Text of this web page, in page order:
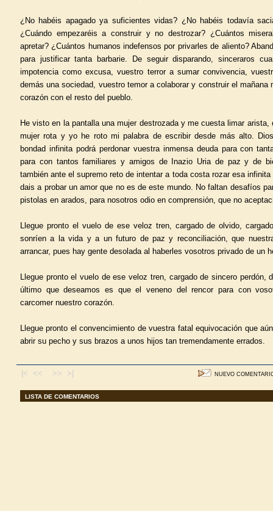
¿No habéis apagado ya suficientes vidas? ¿No habéis todavía
¿Cuándo empezaréis a construir y no destrozar? ¿Cuántos
apretar? ¿Cuántos humanos indefensos por privarles de aliento?
para justificar tanta barbarie. De seguir disparando, sinceraros
impotencia como excusa, vuestro terror a sumar convivencia,
demás una sociedad, vuestro temor a colaborar y construir el mañana
corazón con el resto del pueblo.
He visto en la pantalla una mujer destrozada y me cuesta limar arista,
mujer rota y yo he roto mi palabra de escribir desde más alto.
bondad infinita podrá perdonar vuestra inmensa deuda para con
para con tantos familiares y amigos de Inazio Uria de paz y de
también ante el supremo reto de intentar a toda costa rozar esa
dais a probar un amor que no es de este mundo. No faltan desafíos
pistolas en arados, para nosotros odio en comprensión, que no
Llegue pronto el vuelo de ese veloz tren, cargado de olvido,
sonríen a la vida y a un futuro de paz y reconciliación, que
arrancar, pues hay gente desolada al haberles vosotros privado de un
Llegue pronto el vuelo de ese veloz tren, cargado de sincero perdón,
último que deseamos es que el veneno del rencor para con
carcomer nuestro corazón.
Llegue pronto el convencimiento de vuestra fatal equivocación que
abrir su pecho y sus brazos a unos hijos tan tremendamente errados.
|< << >> >| NUEVO
LISTA DE COMENTARIOS